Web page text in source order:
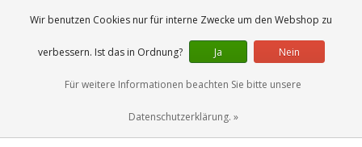
0 Artikel
Wir benutzen Cookies nur für interne Zwecke um den Webshop zu
verbessern. Ist das in Ordnung? Ja Nein
Für weitere Informationen beachten Sie bitte unsere
Datenschutzerklärung. »